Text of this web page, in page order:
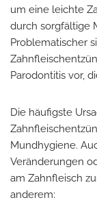
um eine leichte
durch sorgfältige
Problematischer
Parodontitis vor,
Die häufigste
Mundhygiene.
Veränderungen
am Zahnfleisch
anderem: